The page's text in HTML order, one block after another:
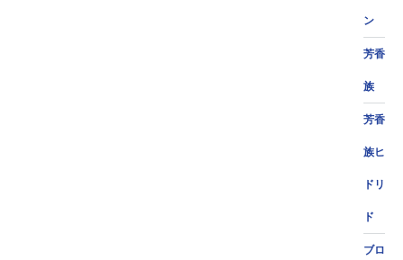
ン
芳香
族
芳香
族ヒ
ドリ
ド
ブロ